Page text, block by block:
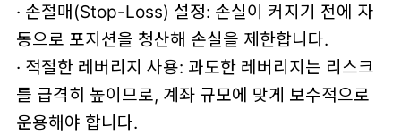
· 손절매(Stop-Loss) 설정: 손실이 커지기 전에 자
동으로 포지션을 청산해 손실을 제한합니다.
· 적절한 레버리지 사용: 과도한 레버리지는 리스크
를 급격히 높이므로, 계좌 규모에 맞게 보수적으로
운용해야 합니다.